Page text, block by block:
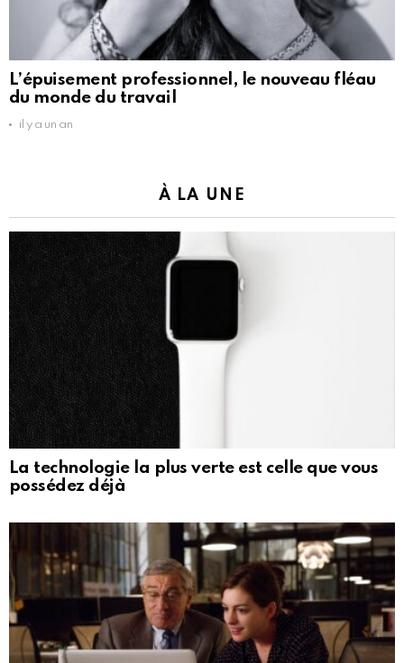
L’épuisement professionnel, le nouveau fléau
du monde du travail
il y a un an
À LA UNE
La technologie la plus verte est celle que vous
possédez déjà